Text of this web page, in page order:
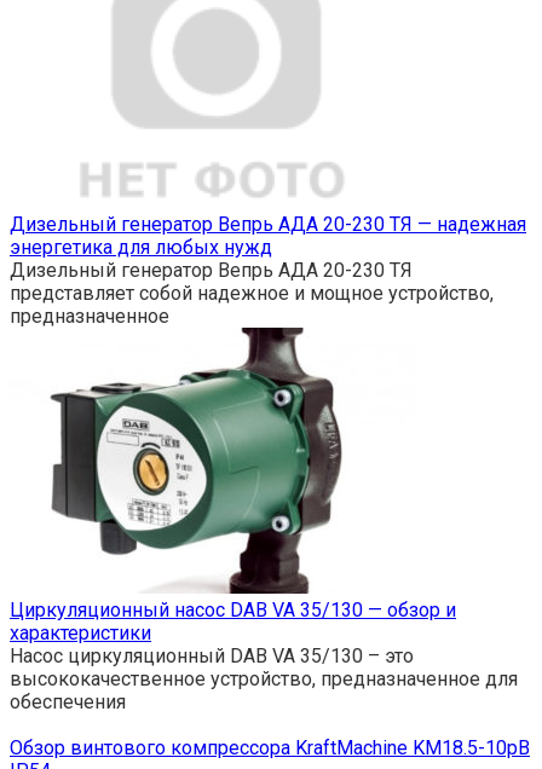
Дизельный генератор Вепрь АДА 20-230 ТЯ — надежная
энергетика для любых нужд
Дизельный генератор Вепрь АДА 20-230 ТЯ
представляет собой надежное и мощное устройство,
предназначенное
Циркуляционный насос DAB VA 35/130 — обзор и
характеристики
Насос циркуляционный DAB VA 35/130 – это
высококачественное устройство, предназначенное для
обеспечения
Обзор винтового компрессора KraftMachine KM18.5-10рВ